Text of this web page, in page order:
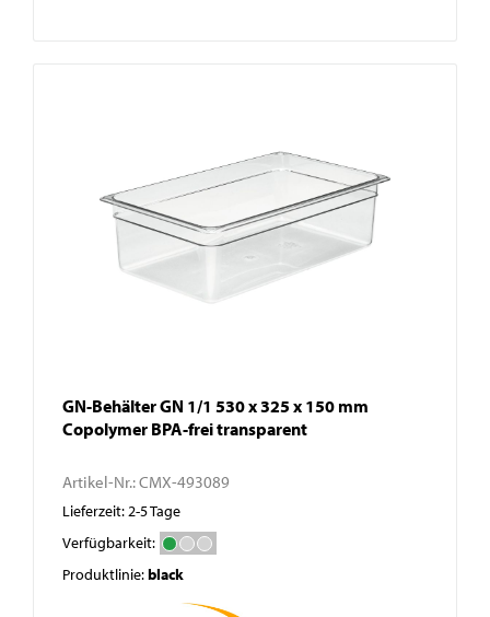
GN-Behälter GN 1/1 530 x 325 x 150 mm
Copolymer BPA-frei transparent
Artikel-Nr.:CMX-493089
Lieferzeit: 2-5 Tage
Verfügbarkeit:
Produktlinie:black